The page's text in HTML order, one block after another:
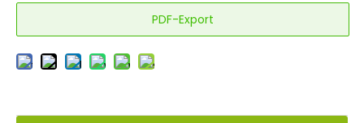
PDF-Export